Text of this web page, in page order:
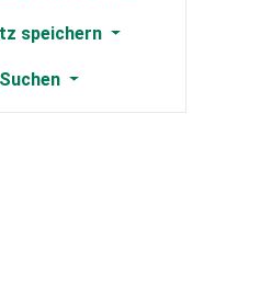
speichern